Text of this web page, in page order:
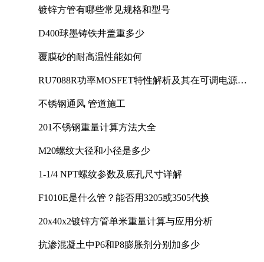
镀锌方管有哪些常见规格和型号
D400球墨铸铁井盖重多少
覆膜砂的耐高温性能如何
RU7088R功率MOSFET特性解析及其在可调电源设
不锈钢通风 管道施工
201不锈钢重量计算方法大全
M20螺纹大径和小径是多少
1-1/4 NPT螺纹参数及底孔尺寸详解
F1010E是什么管？能否用3205或3505代换
20x40x2镀锌方管单米重量计算与应用分析
抗渗混凝土中P6和P8膨胀剂分别加多少